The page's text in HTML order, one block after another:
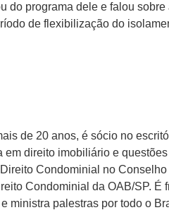
do programa dele e falou sobre
de flexibilização do
de 20 anos, é sócio no
direito imobiliário e
Condominial no
Condominial da OAB/SP. É
ministra palestras por todo o